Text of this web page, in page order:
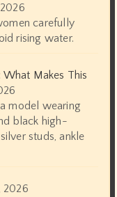
carefully
rising water.
What Makes This
model wearing
black high-
studs, ankle
2026